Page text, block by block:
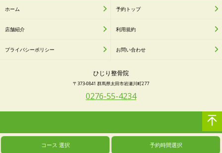
コース 選択 予約時間選択
ホーム 予約トップ
店舗紹介 利用規約
プライバシーポリシー お問い合わせ
ひじり整骨院
〒373-0841 群馬県太田市岩瀬川町277
0276-55-4234